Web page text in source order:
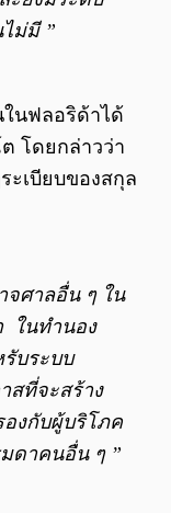
ม่มี ”
นฟลอริด้าได้
โดยกล่าวว่า
ะเบียบของสกุล
จศาลอื่น ๆ ใน
ในทำนอง
บระบบ
สที่จะสร้าง
งกับผู้บริโภค
ดาคนอื่น ๆ ”